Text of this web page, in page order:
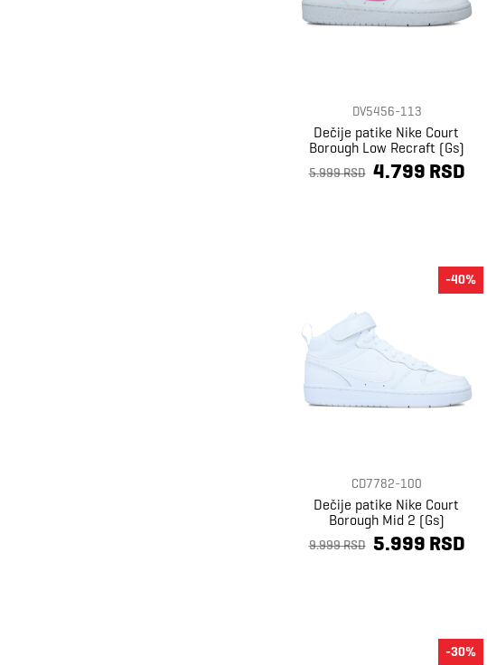
DV5456-113
Dečije patike Nike Court
Borough Low Recraft (Gs)
5.999 RSD 4.799 RSD
CD7782-100
Dečije patike Nike Court
Borough Mid 2 (Gs)
9.999 RSD 5.999 RSD
-40%
-30%